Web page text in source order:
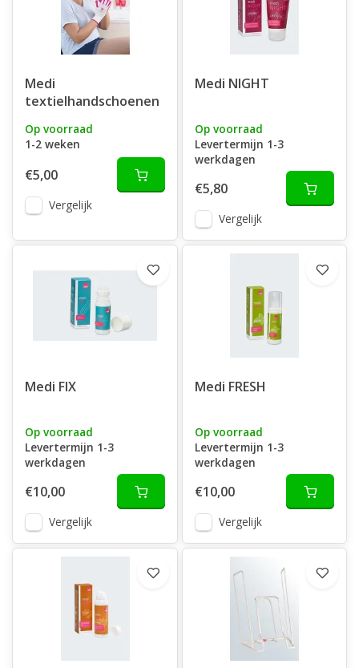
Medi
textielhandschoenen
Op voorraad
1-2 weken
€5,00
Vergelijk
Medi NIGHT
Op voorraad
Levertermijn 1-3
werkdagen
€5,80
Vergelijk
Medi FIX
Op voorraad
Levertermijn 1-3
werkdagen
€10,00
Vergelijk
Medi FRESH
Op voorraad
Levertermijn 1-3
werkdagen
€10,00
Vergelijk